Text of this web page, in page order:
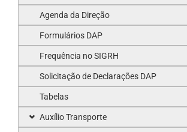
Agenda da Direção
Formulários DAP
Frequência no SIGRH
Solicitação de Declarações DAP
Tabelas
Auxílio Transporte